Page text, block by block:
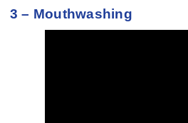
3 – Mouthwashing